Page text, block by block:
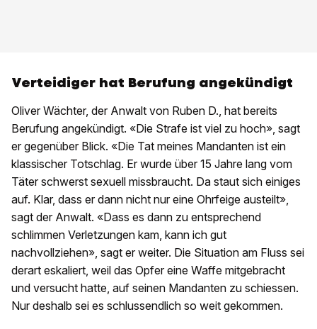
Verteidiger hat Berufung angekündigt
Oliver Wächter, der Anwalt von Ruben D., hat bereits
Berufung angekündigt. «Die Strafe ist viel zu hoch», sagt
er gegenüber Blick. «Die Tat meines Mandanten ist ein
klassischer Totschlag. Er wurde über 15 Jahre lang vom
Täter schwerst sexuell missbraucht. Da staut sich einiges
auf. Klar, dass er dann nicht nur eine Ohrfeige austeilt»,
sagt der Anwalt. «Dass es dann zu entsprechend
schlimmen Verletzungen kam, kann ich gut
nachvollziehen», sagt er weiter. Die Situation am Fluss sei
derart eskaliert, weil das Opfer eine Waffe mitgebracht
und versucht hatte, auf seinen Mandanten zu schiessen.
Nur deshalb sei es schlussendlich so weit gekommen.